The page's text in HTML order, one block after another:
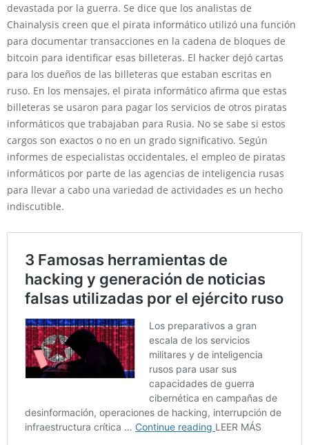
devastada por la guerra. Se dice que los analistas de
Chainalysis creen que el pirata informático utilizó una función
para documentar transacciones en la cadena de bloques de
bitcoin para identificar esas billeteras. El hacker dejó cartas
para los dueños de las billeteras que estaban escritas en
ruso. En los mensajes, el pirata informático afirma que estas
billeteras se usaron para pagar los servicios de otros piratas
informáticos que trabajaban para Rusia. No se sabe si estos
cargos son exactos o no en un grado significativo. Según
informes de especialistas occidentales, el empleo de piratas
informáticos por parte de las agencias de inteligencia rusas
para llevar a cabo una variedad de actividades es un hecho
indiscutible.